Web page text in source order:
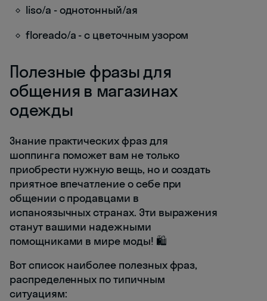
liso/a - однотонный/ая
floreado/a - с цветочным узором
Полезные фразы для
общения в магазинах
одежды
Знание практических фраз для
шоппинга поможет вам не только
приобрести нужную вещь, но и создать
приятное впечатление о себе при
общении с продавцами в
испаноязычных странах. Эти выражения
станут вашими надежными
помощниками в мире моды! 🛍️
Вот список наиболее полезных фраз,
распределенных по типичным
ситуациям: